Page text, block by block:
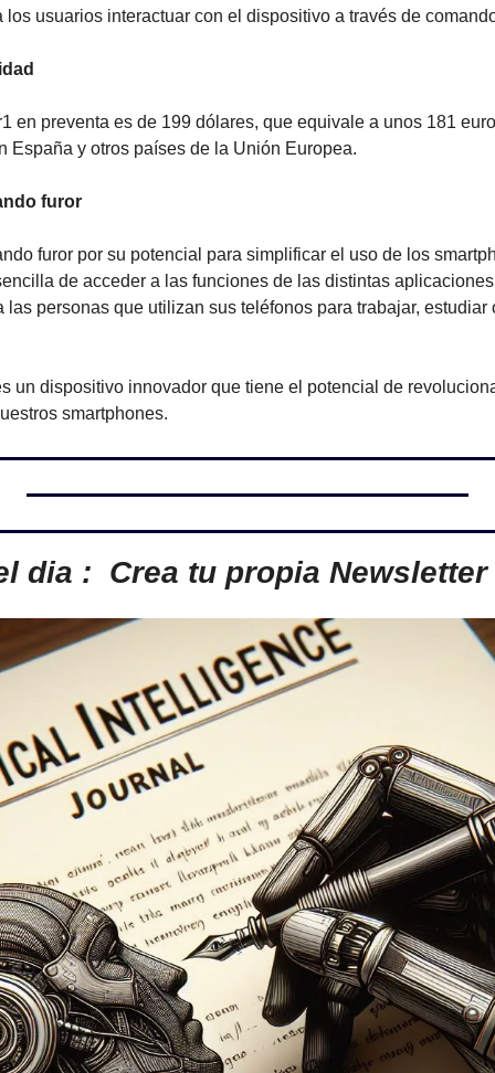
los usuarios interactuar con el dispositivo a través de
en preventa es de 199 dólares, que equivale a unos 181
España y otros países de la Unión Europea.
furor
furor por su potencial para simplificar el uso de los
de acceder a las funciones de las distintas
las personas que utilizan sus teléfonos para trabajar, estudiar
un dispositivo innovador que tiene el potencial de
smartphones.
dia :  Crea tu propia Newsletter